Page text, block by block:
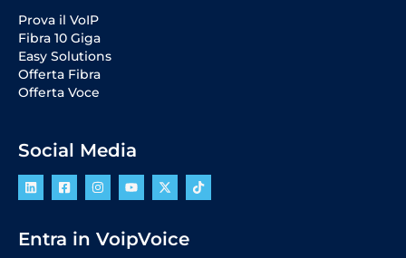
Prova il VoIP
Fibra 10 Giga
Easy Solutions
Offerta Fibra
Offerta Voce
Social Media
Entra in VoipVoice